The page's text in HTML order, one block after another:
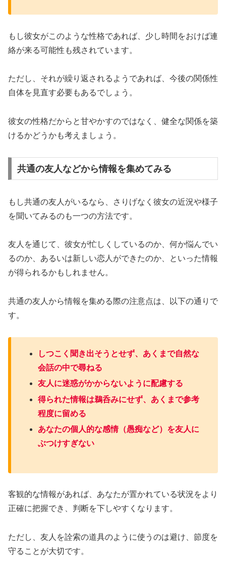
もし彼女がこのような性格であれば、少し時間をおけば連
絡が来る可能性も残されています。
ただし、それが繰り返されるようであれば、今後の関係性
自体を見直す必要もあるでしょう。
彼女の性格だからと甘やかすのではなく、健全な関係を築
けるかどうかも考えましょう。
共通の友人などから情報を集めてみる
もし共通の友人がいるなら、さりげなく彼女の近況や様子
を聞いてみるのも一つの方法です。
友人を通じて、彼女が忙しくしているのか、何か悩んでい
るのか、あるいは新しい恋人ができたのか、といった情報
が得られるかもしれません。
共通の友人から情報を集める際の注意点は、以下の通りで
す。
しつこく聞き出そうとせず、あくまで自然な
会話の中で尋ねる
友人に迷惑がかからないように配慮する
得られた情報は鵜呑みにせず、あくまで参考
程度に留める
あなたの個人的な感情（愚痴など）を友人に
ぶつけすぎない
客観的な情報があれば、あなたが置かれている状況をより
正確に把握でき、判断を下しやすくなります。
ただし、友人を詮索の道具のように使うのは避け、節度を
守ることが大切です。